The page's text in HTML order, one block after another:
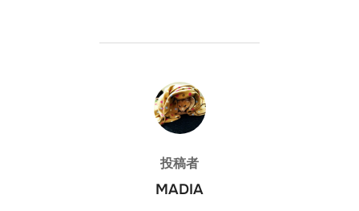
投稿者
投稿者
MADIA